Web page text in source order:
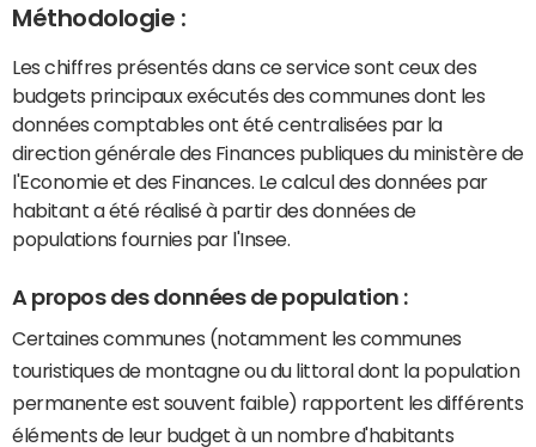
Méthodologie :
Les chiffres présentés dans ce service sont ceux des
budgets principaux exécutés des communes dont les
données comptables ont été centralisées par la
direction générale des Finances publiques du ministère de
l'Economie et des Finances. Le calcul des données par
habitant a été réalisé à partir des données de
populations fournies par l'Insee.
A propos des données de population :
Certaines communes (notamment les communes
touristiques de montagne ou du littoral dont la population
permanente est souvent faible) rapportent les différents
éléments de leur budget à un nombre d'habitants